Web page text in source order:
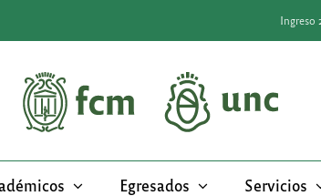
Ingreso
Egresados Servicios